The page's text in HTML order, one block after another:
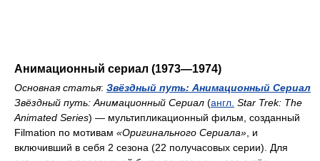
Анимационный сериал (1973—1974)
Основная статья: Звёздный путь: Анимационный Сериал
Звёздный путь: Анимационный Сериал (англ. Star Trek: The
Animated Series) — мультипликационный фильм, созданный
Filmation по мотивам «Оригинального Сериала», и
включивший в себя 2 сезона (22 получасовых серии). Для